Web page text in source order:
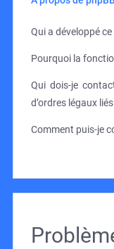
Qui a développé
Pourquoi la
Qui dois-je
d’ordres légaux
Comment puis-je